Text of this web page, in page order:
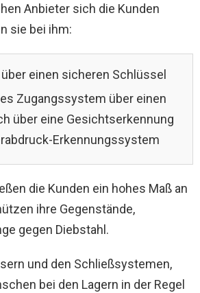
Anbieter sich die Kunden
sie bei ihm:
einen sicheren Schlüssel
Zugangssystem über einen
über eine Gesichtserkennung
Erkennungssystem
die Kunden ein hohes Maß an
ihre Gegenstände,
gegen Diebstahl.
und den Schließsystemen,
bei den Lagern in der Regel